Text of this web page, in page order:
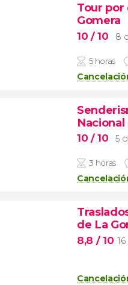
Tour por
Gomera
10 / 10 8
5 horas
Nacional
10 / 10 5
3 horas
de La
8,8 / 10